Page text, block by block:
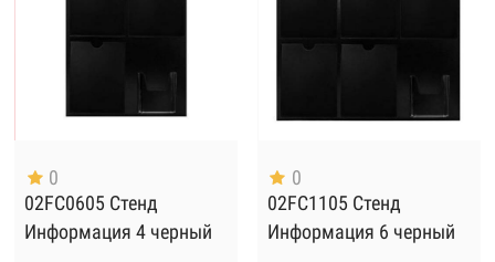
0
02FC0605 Стенд
Информация 4 черный
0
02FC1105 Стенд
Информация 6 черный